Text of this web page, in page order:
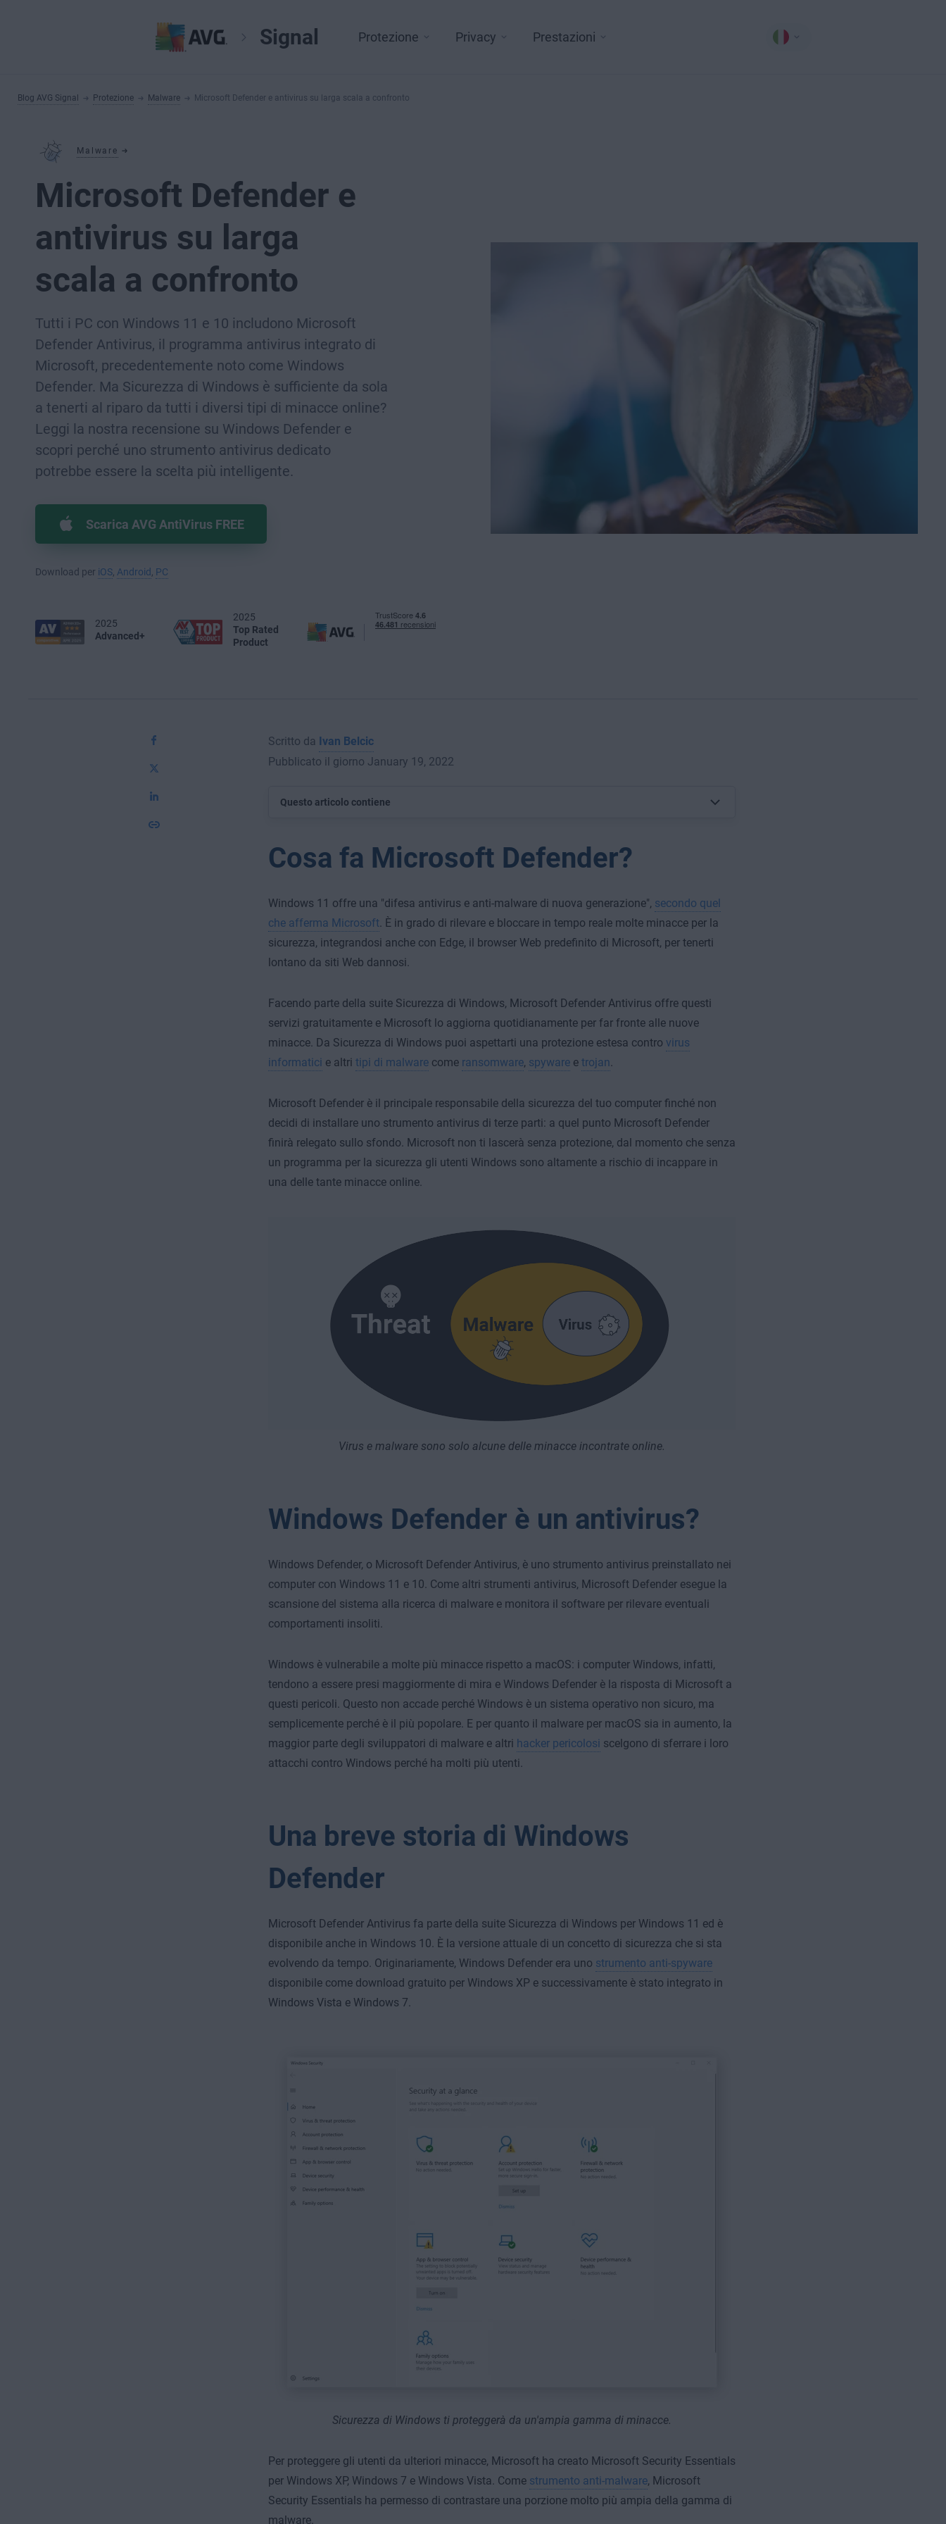
Signal Protezione Privacy Prestazioni
Blog AVG Signal Protezione Malware Microsoft Defender e antivirus su larga scala a confronto
Malware
Microsoft Defender e
antivirus su larga
scala a confronto
Tutti i PC con Windows 11 e 10 includono Microsoft
Defender Antivirus, il programma antivirus integrato di
Microsoft, precedentemente noto come Windows
Defender. Ma Sicurezza di Windows è sufficiente da sola
a tenerti al riparo da tutti i diversi tipi di minacce online?
Leggi la nostra recensione su Windows Defender e
scopri perché uno strumento antivirus dedicato
potrebbe essere la scelta più intelligente.
Scarica AVG AntiVirus FREE
Download per iOS Android PC
2025
Advanced+
2025
Top Rated
Product
Scritto da Ivan Belcic
Pubblicato il giorno January 19, 2022
Questo articolo contiene
Cosa fa Microsoft Defender?
Windows 11 offre una "difesa antivirus e anti-malware di nuova generazione", secondo quel
che afferma Microsoft. È in grado di rilevare e bloccare in tempo reale molte minacce per la
sicurezza, integrandosi anche con Edge, il browser Web predefinito di Microsoft, per tenerti
lontano da siti Web dannosi.
Facendo parte della suite Sicurezza di Windows, Microsoft Defender Antivirus offre questi
servizi gratuitamente e Microsoft lo aggiorna quotidianamente per far fronte alle nuove
minacce. Da Sicurezza di Windows puoi aspettarti una protezione estesa contro virus
informatici e altri tipi di malwarecome ransomware, spywaree trojan.
Microsoft Defender è il principale responsabile della sicurezza del tuo computer finché non
decidi di installare uno strumento antivirus di terze parti: a quel punto Microsoft Defender
finirà relegato sullo sfondo. Microsoft non ti lascerà senza protezione, dal momento che senza
un programma per la sicurezza gli utenti Windows sono altamente a rischio di incappare in
una delle tante minacce online.
Virus e malware sono solo alcune delle minacce incontrate online.
Windows Defender è un antivirus?
Windows Defender, o Microsoft Defender Antivirus, è uno strumento antivirus preinstallato nei
computer con Windows 11 e 10. Come altri strumenti antivirus, Microsoft Defender esegue la
scansione del sistema alla ricerca di malware e monitora il software per rilevare eventuali
comportamenti insoliti.
Windows è vulnerabile a molte più minacce rispetto a macOS: i computer Windows, infatti,
tendono a essere presi maggiormente di mira e Windows Defender è la risposta di Microsoft a
questi pericoli. Questo non accade perché Windows è un sistema operativo non sicuro, ma
semplicemente perché è il più popolare. E per quanto il malware per macOS sia in aumento, la
maggior parte degli sviluppatori di malware e altri hacker pericolosi scelgono di sferrare i loro
attacchi contro Windows perché ha molti più utenti.
Una breve storia di Windows
Defender
Microsoft Defender Antivirus fa parte della suite Sicurezza di Windows per Windows 11 ed è
disponibile anche in Windows 10. È la versione attuale di un concetto di sicurezza che si sta
evolvendo da tempo. Originariamente, Windows Defender era uno strumento anti-spyware
disponibile come download gratuito per Windows XP e successivamente è stato integrato in
Windows Vista e Windows 7.
Sicurezza di Windows ti proteggerà da un'ampia gamma di minacce.
Per proteggere gli utenti da ulteriori minacce, Microsoft ha creato Microsoft Security Essentials
per Windows XP, Windows 7 e Windows Vista. Come strumento anti-malware, Microsoft
Security Essentials ha permesso di contrastare una porzione molto più ampia della gamma di
malware.